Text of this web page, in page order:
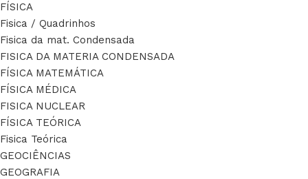
FÍSICA
Fisica / Quadrinhos
Fisica da mat. Condensada
FISICA DA MATERIA CONDENSADA
FÍSICA MATEMÁTICA
FÍSICA MÉDICA
FISICA NUCLEAR
FÍSICA TEÓRICA
Fisica Teórica
GEOCIÊNCIAS
GEOGRAFIA